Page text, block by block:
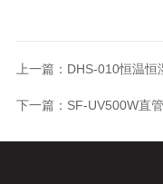
上一篇： DHS-010恒温恒
下一篇： SF-UV500W直